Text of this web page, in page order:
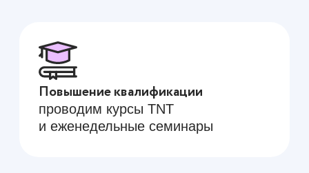
buro@ankor-center.ru
Политика конфиденциальности
Политика обработки персональных